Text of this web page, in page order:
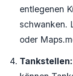
entlegenen
schwanken.
oder
Tankstellen: